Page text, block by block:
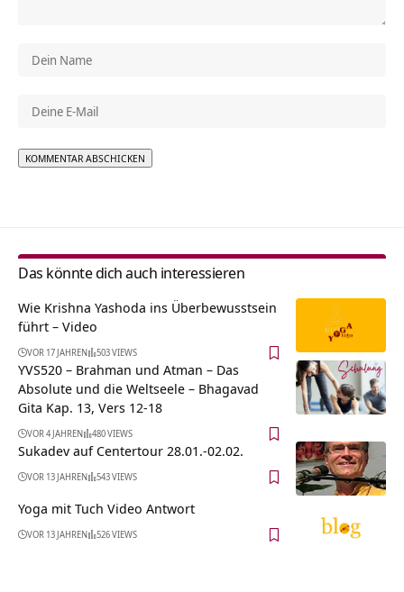
Das könnte dich auch interessieren
Wie Krishna Yashoda ins Überbewusstsein
führt – Video
VOR 17 JAHREN 503 VIEWS
YVS520 – Brahman und Atman – Das
Absolute und die Weltseele – Bhagavad
Gita Kap. 13, Vers 12-18
VOR 4 JAHREN 480 VIEWS
Sukadev auf Centertour 28.01.-02.02.
VOR 13 JAHREN 543 VIEWS
Yoga mit Tuch Video Antwort
VOR 13 JAHREN 526 VIEWS